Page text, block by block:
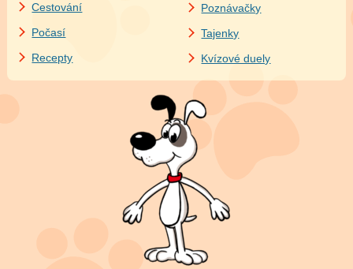
Cestování
Počasí
Recepty
Poznávačky
Tajenky
Kvízové duely